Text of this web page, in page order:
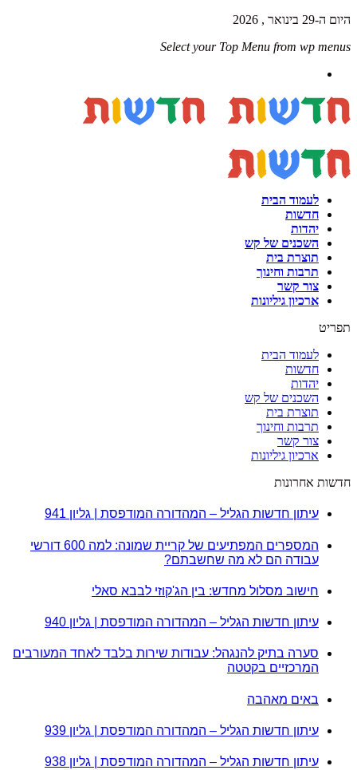
היום ה-29 בינואר , 2026
Select your Top Menu from wp menus
לעמוד הבית
חדשות
יהדות
השכנים של קש
תוצרת בית
תרבות וחינוך
צור קשר
ארכיון גיליונות
תפריט
לעמוד הבית
חדשות
יהדות
השכנים של קש
תוצרת בית
תרבות וחינוך
צור קשר
ארכיון גיליונות
חדשות אחרונות
עיתון חדשות הגליל – המהדורה המודפסת | גליון 941
המספרים המפתיעים של קריית שמונה: למה 600 דורשי
עבודה הם לא מה שחשבתם?
חישוב מסלול מחדש: בין הג'קוזי לבבא סאלי
עיתון חדשות הגליל – המהדורה המודפסת | גליון 940
סערה בתיק להנגהל: עבודות שירות בלבד לאחד המעורבים
המרכזיים בקטטה
באים מאהבה
עיתון חדשות הגליל – המהדורה המודפסת | גליון 939
עיתון חדשות הגליל – המהדורה המודפסת | גליון 938